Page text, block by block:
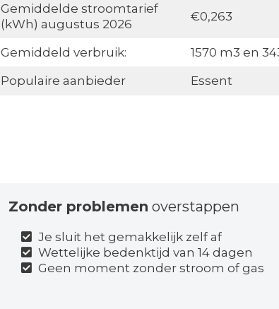
Gemiddelde stroomtarief
(kWh) augustus 2026
€0,263
Gemiddeld verbruik:
1570 m3 en
Populaire aanbieder
Essent
Zonder problemen overstappen
Je sluit het gemakkelijk zelf af
Wettelijke bedenktijd van 14 dagen
Geen moment zonder stroom of gas